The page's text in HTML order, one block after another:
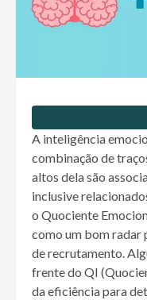
A inteligência
combinação de
altos dela são
inclusive
o Quociente
como um bom radar
de recrutamento.
frente do QI
da eficiência para